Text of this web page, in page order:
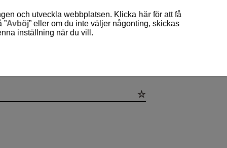
och utveckla webbplatsen. Klicka här för att få
”Avböj” eller om du inte väljer någonting, skickas
inställning när du vill.